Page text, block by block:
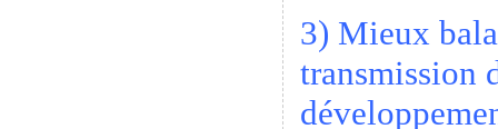
3) Mieux
transmission